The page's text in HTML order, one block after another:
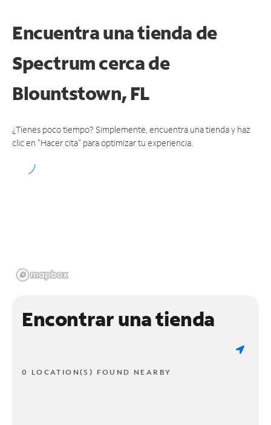
Encuentra una tienda de
Spectrumcerca de
Blountstown, FL
¿Tienes poco tiempo? Simplemente, encuentra una tienda y haz
clic en "Hacer cita" para optimizar tu experiencia.
Encontrar una tienda
0 LOCATION(S) FOUND NEARBY